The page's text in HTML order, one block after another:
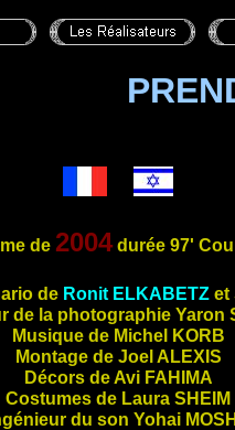
de 2004durée 97'
de Ronit ELKABETZ et
de la photographie Yaron
Musique de Michel KORB
Montage de Joel ALEXIS
Décors de Avi FAHIMA
Costumes de Laura SHEIM
du son Yohai